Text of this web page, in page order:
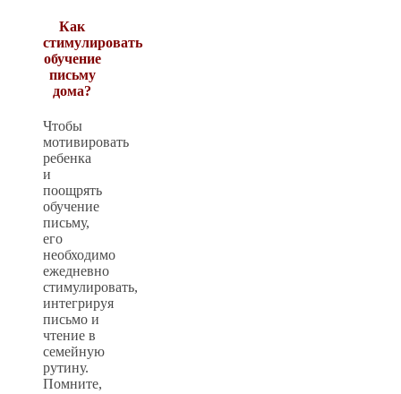
Как
стимулировать
обучение
письму
дома?
Чтобы
мотивировать
ребенка
и
поощрять
обучение
письму,
его
необходимо
ежедневно
стимулировать,
интегрируя
письмо и
чтение в
семейную
рутину.
Помните,